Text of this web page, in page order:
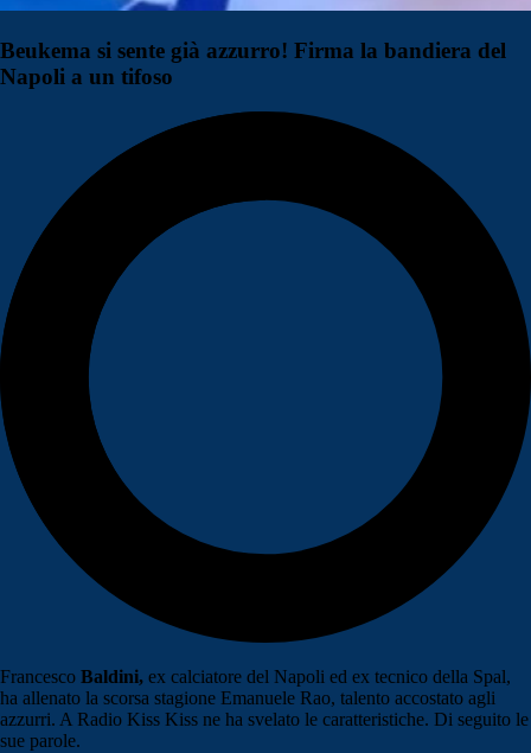
Beukema si sente già azzurro! Firma la bandiera del
Napoli a un tifoso
Francesco Baldini, ex calciatore del Napoli ed ex tecnico della Spal,
ha allenato la scorsa stagione Emanuele Rao, talento accostato agli
azzurri. A Radio Kiss Kiss ne ha svelato le caratteristiche. Di seguito le
sue parole.